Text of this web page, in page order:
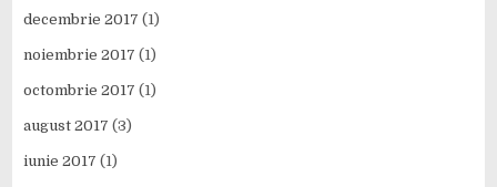
decembrie 2017 (1)
noiembrie 2017 (1)
octombrie 2017 (1)
august 2017 (3)
iunie 2017 (1)